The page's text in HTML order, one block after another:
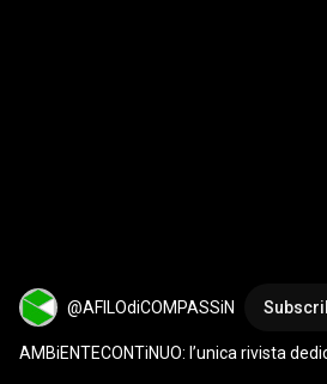
@AFILOdiCOMPASSiN
AMBiENTECONTiNUO: l’unica rivista